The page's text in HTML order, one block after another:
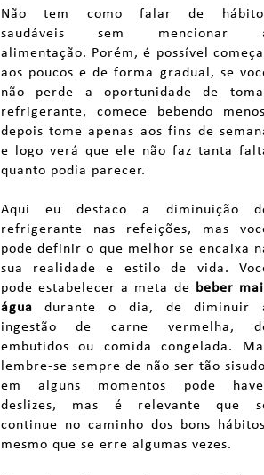
Não tem como falar de
saudáveis sem mencionar
alimentação. Porém, é possível
aos poucos e de forma gradual, se
não perde a oportunidade de
refrigerante, comece bebendo
depois tome apenas aos fins de
e logo verá que ele não faz tanta
quanto podia parecer.
Aqui eu destaco a diminuição
refrigerante nas refeições, mas
pode definir o que melhor se encaixa
sua realidade e estilo de vida.
pode estabelecer a meta de beber
água durante o dia, de diminuir
ingestão de carne vermelha,
embutidos ou comida congelada.
lembre-se sempre de não ser tão
em alguns momentos pode
deslizes, mas é relevante que
continue no caminho dos bons
mesmo que se erre algumas vezes.